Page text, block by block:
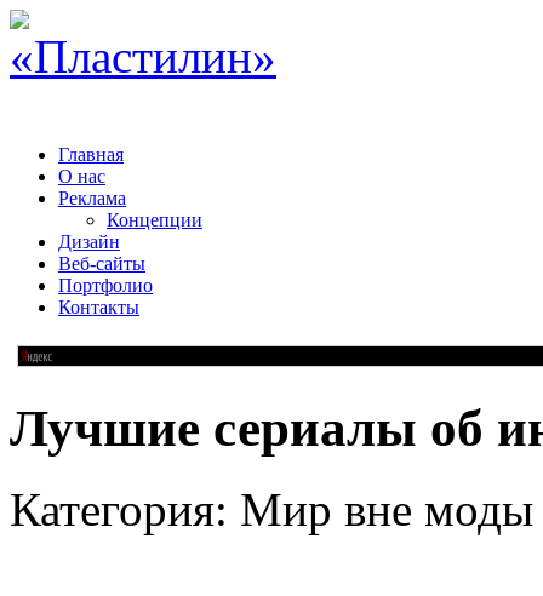
Главная
О нас
Реклама
Концепции
Дизайн
Веб-сайты
Портфолио
Контакты
Лучшие сериалы об
Категория: Мир вне